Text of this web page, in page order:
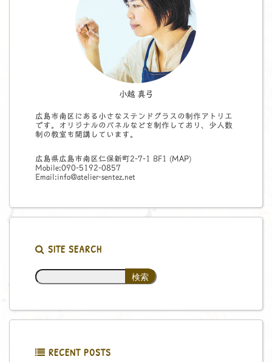
小越 真弓
広島市南区にある小さなステンドグラスの制作アトリエ
です。オリジナルのパネルなどを制作しており、少人数
制の教室も開講しています。
広島県広島市南区仁保新町2-7-1 BF1 (MAP)
Mobile:090-5192-0857
Email:info@atelier-sentez.net
SITE SEARCH
RECENT POSTS